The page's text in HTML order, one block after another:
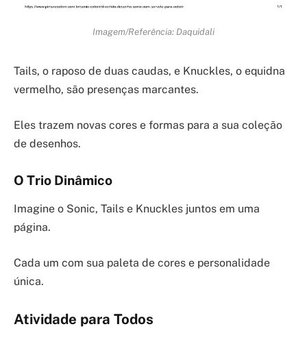
Imagem/Referência: Daquidali
Tails, o raposo de duas caudas, e Knuckles, o equidna
vermelho, são presenças marcantes.
Eles trazem novas cores e formas para a sua coleção
de desenhos.
O Trio Dinâmico
Imagine o Sonic, Tails e Knuckles juntos em uma
página.
Cada um com sua paleta de cores e personalidade
única.
Atividade para Todos